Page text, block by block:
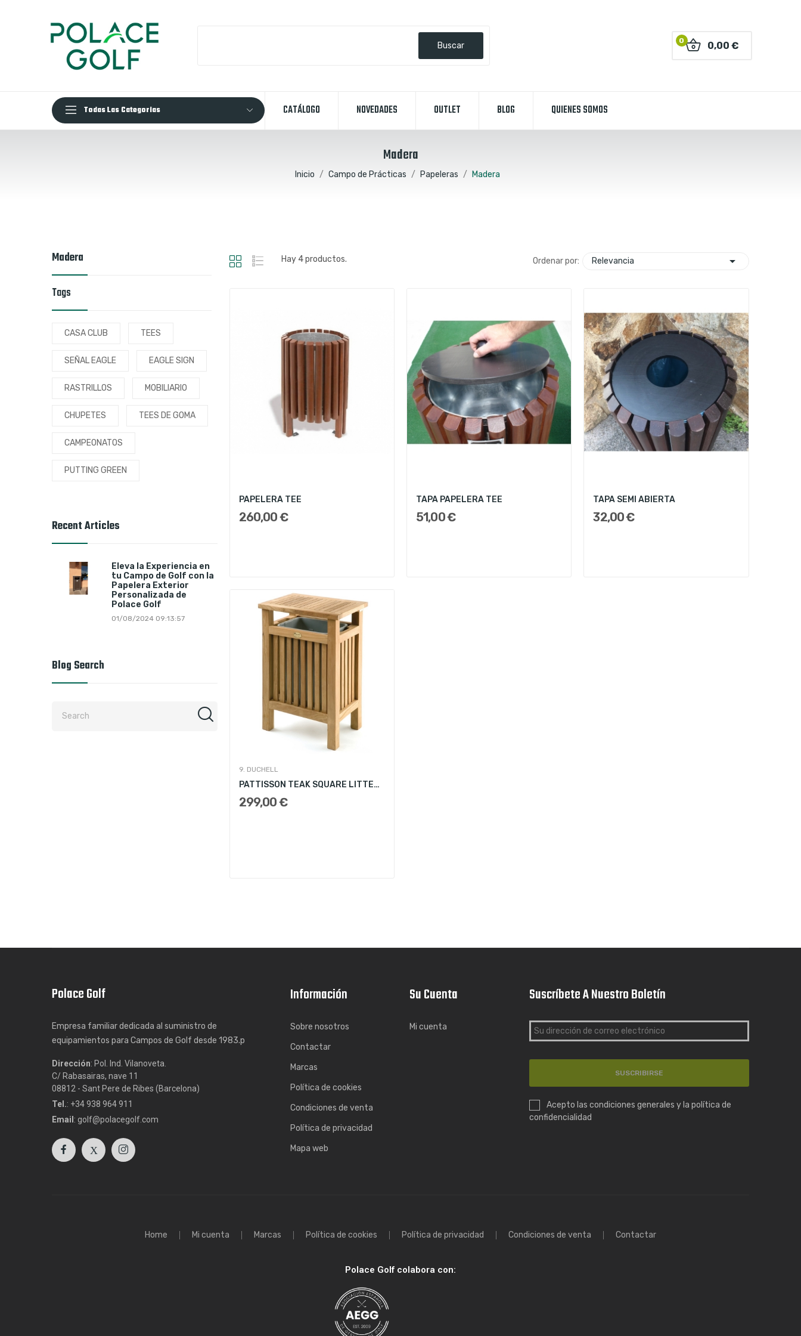
Buscar 0,00 €
0
Todas Las Categorias CATÁLOGO NOVEDADES OUTLET BLOG QUIENES SOMOS
Madera
Inicio Campo de Prácticas Papeleras Madera
Madera
Tags
CASA CLUB TEES
SEÑAL EAGLE EAGLE SIGN
RASTRILLOS MOBILIARIO
CHUPETES TEES DE GOMA
CAMPEONATOS
PUTTING GREEN
Recent Articles
Eleva la Experiencia en
tu Campo de Golf con la
Papelera Exterior
Personalizada de
Polace Golf
01/08/2024 09:13:57
Blog Search
Hay 4 productos. Ordenar por: Relevancia 
PAPELERA TEE
260,00 €
TAPA PAPELERA TEE
51,00 €
TAPA SEMI ABIERTA
32,00 €
9. DUCHELL
PATTISSON TEAK SQUARE LITTER BIN
299,00 €
Polace Golf
Empresa familiar dedicada al suministro de
equipamientos para Campos de Golf desde 1983.p
Dirección: Pol. Ind. Vilanoveta.
C/ Rabasairas, nave 11
08812 - Sant Pere de Ribes (Barcelona)
Tel.: +34 938 964 911
Email : golf@polacegolf.com
Información
Sobre nosotros
Contactar
Marcas
Política de cookies
Condiciones de venta
Política de privacidad
Mapa web
Su Cuenta
Mi cuenta
Suscríbete A Nuestro Boletín
SUSCRIBIRSE
Acepto las condiciones generales y la política de
confidencialidad
Home Mi cuenta Marcas Política de cookies Política de privacidad Condiciones de venta Contactar
Polace Golf colabora con: